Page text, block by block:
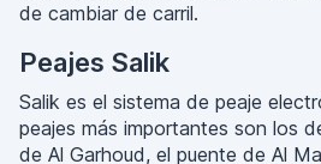
de cambiar de carril.
Peajes Salik
Salik es el sistema de peaje
peajes más importantes son los
de Al Garhoud, el puente de Al